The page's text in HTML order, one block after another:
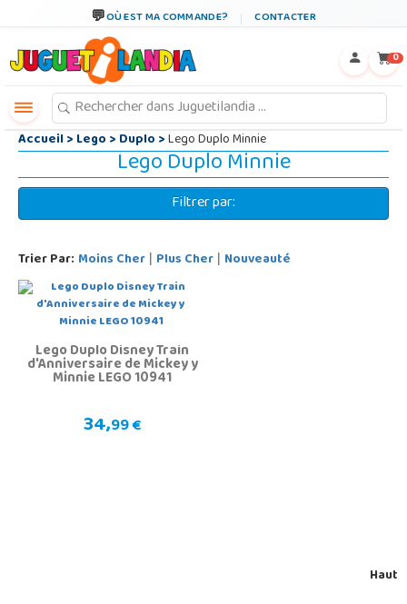
OÙ EST MA COMMANDE? CONTACTER
0
Accueil>Lego>Duplo>Lego Duplo Minnie
Lego Duplo Minnie
Filtrer par:
Trier Par: Moins Cher | Plus Cher | Nouveauté
Lego Duplo Disney Train
d'Anniversaire de Mickey y
Minnie LEGO 10941
34,99 €
Haut